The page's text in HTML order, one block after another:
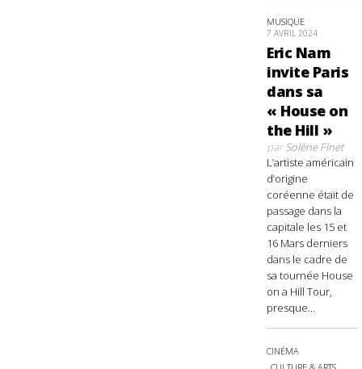
MUSIQUE
7 AVRIL 2024
Eric Nam
invite Paris
dans sa
« House on
the Hill »
parSolène Finet
L’artiste américain
d’origine
coréenne était de
passage dans la
capitale les 15 et
16 Mars derniers
dans le cadre de
sa tournée House
on a Hill Tour,
presque...
CINÉMA